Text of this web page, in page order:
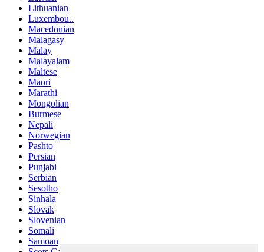
Lithuanian
Luxembou..
Macedonian
Malagasy
Malay
Malayalam
Maltese
Maori
Marathi
Mongolian
Burmese
Nepali
Norwegian
Pashto
Persian
Punjabi
Serbian
Sesotho
Sinhala
Slovak
Slovenian
Somali
Samoan